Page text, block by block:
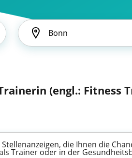
(engl.: Fitness
die Ihnen die
Trainer oder in der